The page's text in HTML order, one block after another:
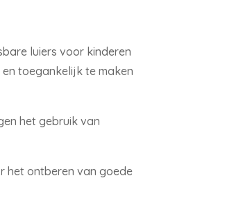
luiers voor kinderen
toegankelijk te maken
het gebruik van
het ontberen van goede